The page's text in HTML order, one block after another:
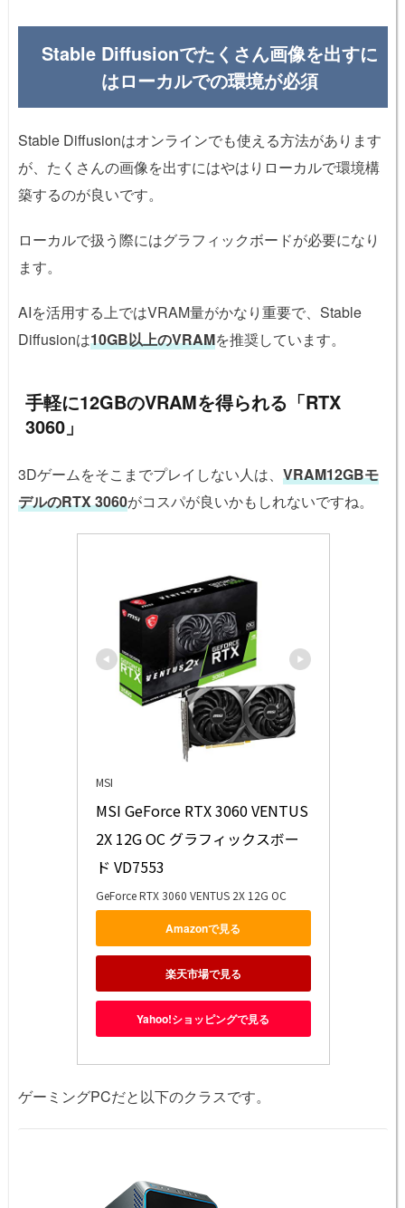
Stable Diffusionでたくさん画像を出すに
はローカルでの環境が必須
Stable Diffusionはオンラインでも使える方法があります
が、たくさんの画像を出すにはやはりローカルで環境構
築するのが良いです。
ローカルで扱う際にはグラフィックボードが必要になり
ます。
AIを活用する上ではVRAM量がかなり重要で、Stable
Diffusionは10GB以上のVRAMを推奨しています。
手軽に12GBのVRAMを得られる「RTX
3060」
3Dゲームをそこまでプレイしない人は、 VRAM12GBモ
デルのRTX 3060がコスパが良いかもしれないですね。
MSI
MSI GeForce RTX 3060 VENTUS
2X 12G OC グラフィックスボー
ド VD7553
GeForce RTX 3060 VENTUS 2X 12G OC
Amazonで見る
楽天市場で見る
Yahoo!ショッピングで見る
ゲーミングPCだと以下のクラスです。